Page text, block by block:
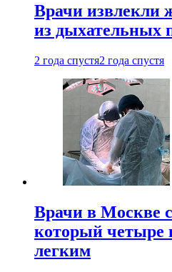
Врачи извлекли
из дыхательных
2 года спустя2 года спустя
Врачи в Москве
который четыре
легким